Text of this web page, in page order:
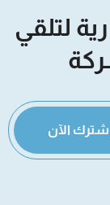
لتلقي
الآن